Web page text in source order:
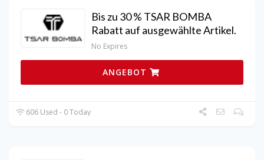
Bis zu 30 % TSAR BOMBA
Rabatt auf ausgewählte Artikel.
No Expires
ANGEBOT
606 Used - 0 Today